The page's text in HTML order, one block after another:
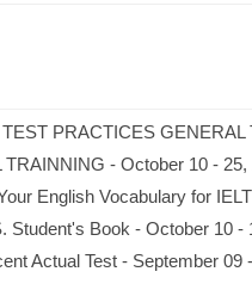
PRACTICES
TRAINNING - October 10 - 25,
English Vocabulary for
Student's Book - October 10 -
Actual Test - September 09